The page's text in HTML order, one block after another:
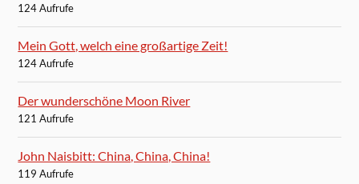
124 Aufrufe
Mein Gott, welch eine großartige Zeit!
124 Aufrufe
Der wunderschöne Moon River
121 Aufrufe
John Naisbitt: China, China, China!
119 Aufrufe